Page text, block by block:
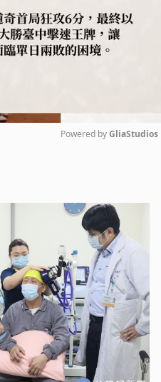
Powered by GliaStudios